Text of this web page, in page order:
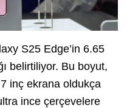
S25 Edge’in 6.65
belirtiliyor. Bu boyut,
inç ekrana oldukça
ince çerçevelere